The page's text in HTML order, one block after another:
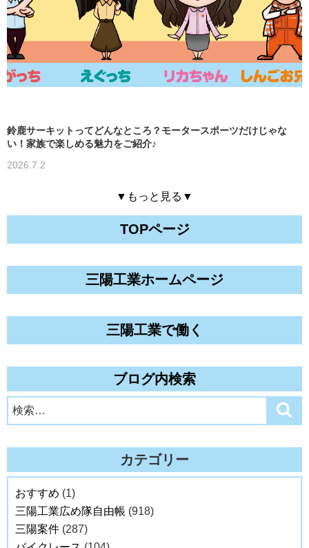
鈴鹿サーキットってどんなところ？モータースポーツだけじゃな
い！家族で楽しめる魅力をご紹介♪
2026.7.2
▼もっと見る▼
TOPページ
三陽工業ホームページ
三陽工業で働く
ブログ内検索
検
索:
カテゴリー
おすすめ (1)
三陽工業広め隊自由帳 (918)
三陽案件 (287)